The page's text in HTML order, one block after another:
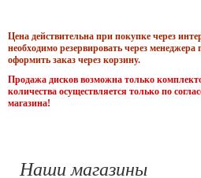
Цена действительна при покупке через
необходимо резервировать через
оформить заказ через корзину.
Продажа дисков возможна только
количества осуществляется только по
магазина!
Наши магазины